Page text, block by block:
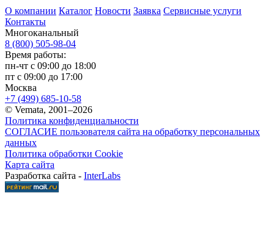
О компании Каталог Новости Заявка Сервисные услуги
Контакты
Многоканальный
8 (800) 505-98-04
Время работы:
пн-чт с 09:00 до 18:00
пт с 09:00 до 17:00
Москва
+7 (499) 685-10-58
© Vemata, 2001–2026
Политика конфиденциальности
СОГЛАСИЕ пользователя сайта на обработку персональных
данных
Политика обработки Cookie
Карта сайта
Разработка сайта - InterLabs